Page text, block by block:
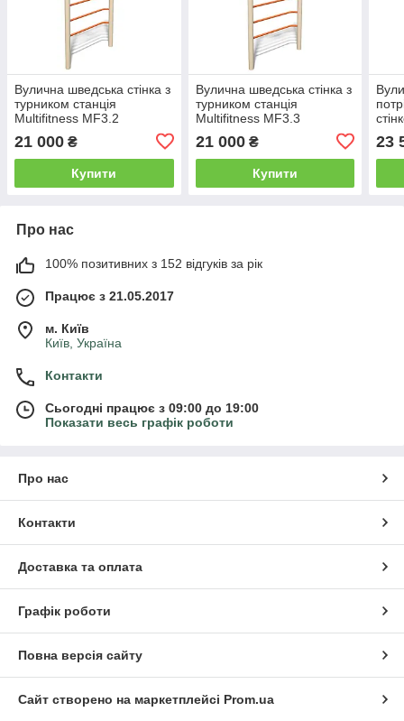
Вулична шведська стінка з
турником станція
Multifitness MF3.2
21 000 ₴
Купити
Вулична шведська стінка з
турником станція
Multifitness MF3.3
21 000₴
Купити
23
Про нас
100% позитивних з 152 відгуків за рік
Працює з 21.05.2017
м. Київ
Київ, Україна
Контакти
Сьогодні працює з 09:00 до 19:00
Показати весь графік роботи
Про нас
Контакти
Доставка та оплата
Графік роботи
Повна версія сайту
Сайт створено на маркетплейсі Prom.ua